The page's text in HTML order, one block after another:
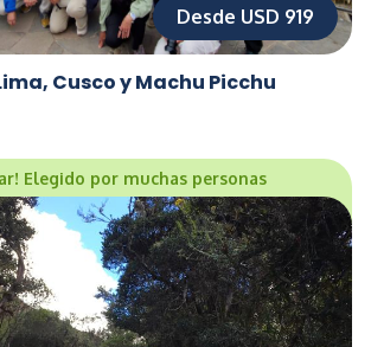
Desde USD 919
Cusco y Machu Picchu
Elegido por muchas personas